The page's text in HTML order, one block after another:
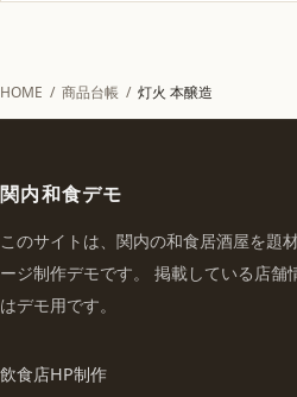
HOME / 商品台帳 / 灯火 本醸造
関内和食デモ
このサイトは、関内の和食居酒屋を題
ージ制作デモです。 掲載している店舗
はデモ用です。
飲食店HP制作